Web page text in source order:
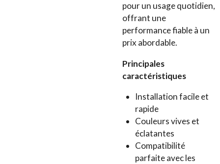
pour un usage quotidien,
offrant une
performance fiable à un
prix abordable.
Principales
caractéristiques
Installation facile et
rapide
Couleurs vives et
éclatantes
Compatibilité
parfaite avec les